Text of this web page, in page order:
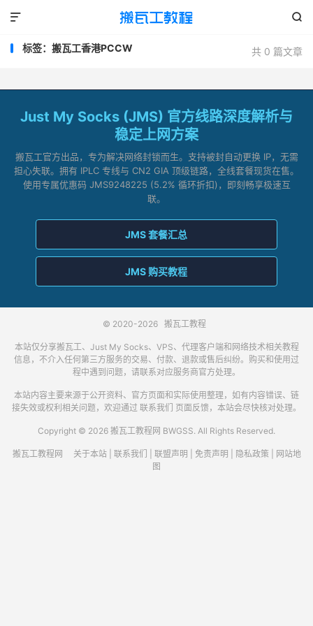


共 0 篇文章
标签：搬瓦工香港PCCW
Just My Socks (JMS) 官方线路深度解析与
稳定上网方案
搬瓦工官方出品，专为解决网络封锁而生。支持被封自动更换 IP，无需
担心失联。拥有 IPLC 专线与 CN2 GIA 顶级链路，全线套餐现货在售。
使用专属优惠码 JMS9248225 (5.2% 循环折扣)，即刻畅享极速互
联。
JMS 套餐汇总
JMS 购买教程
© 2020-2026 搬瓦工教程
本站仅分享搬瓦工、Just My Socks、VPS、代理客户端和网络技术相关教程
信息，不介入任何第三方服务的交易、付款、退款或售后纠纷。购买和使用过
程中遇到问题，请联系对应服务商官方处理。
本站内容主要来源于公开资料、官方页面和实际使用整理，如有内容错误、链
接失效或权利相关问题，欢迎通过 联系我们 页面反馈，本站会尽快核对处理。
Copyright © 2026 搬瓦工教程网 BWGSS. All Rights Reserved.
搬瓦工教程网 关于本站| 联系我们 联盟声明 免责声明 隐私政策
网站地
图